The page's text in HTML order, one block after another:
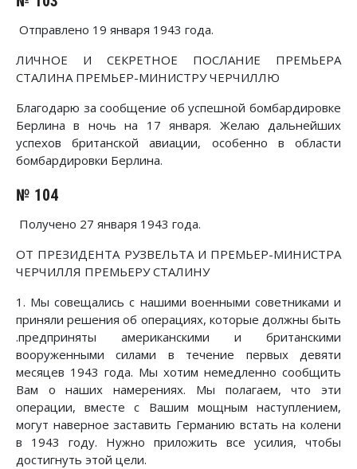
Отправлено 19 января 1943 года.
ЛИЧНОЕ И СЕКРЕТНОЕ ПОСЛАНИЕ ПРЕМЬЕРА
СТАЛИНА ПРЕМЬЕР-МИНИСТРУ ЧЕРЧИЛЛЮ
Благодарю за сообщение об успешной бомбардировке
Берлина в ночь на 17 января. Желаю дальнейших
успехов британской авиации, особенно в области
бомбардировки Берлина.
№ 104
Получено 27 января 1943 года.
ОТ ПРЕЗИДЕНТА РУЗВЕЛЬТА И ПРЕМЬЕР-МИНИСТРА
ЧЕРЧИЛЛЯ ПРЕМЬЕРУ СТАЛИНУ
1. Мы совещались с нашими военными советниками и
приняли решения об операциях, которые должны быть
.предприняты американскими и британскими
вооруженными силами в течение первых девяти
месяцев 1943 года. Мы хотим немедленно сообщить
Вам о наших намерениях. Мы полагаем, что эти
операции, вместе с Вашим мощным наступлением,
могут наверное заставить Германию встать на колени
в 1943 году. Нужно приложить все усилия, чтобы
достигнуть этой цели.